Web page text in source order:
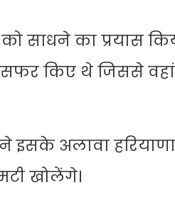
साधने का प्रयास
किए थे जिससे
ने इसके अलावा
खोलेंगे।